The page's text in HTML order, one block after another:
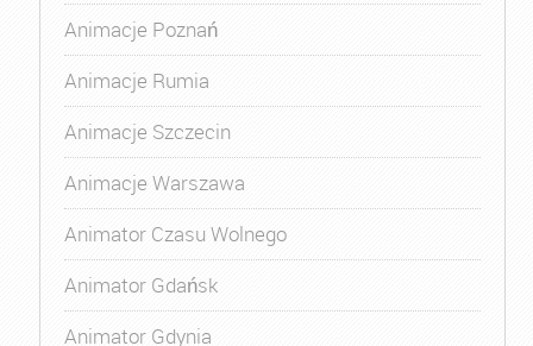
Animacje Poznań
Animacje Rumia
Animacje Szczecin
Animacje Warszawa
Animator Czasu Wolnego
Animator Gdańsk
Animator Gdynia